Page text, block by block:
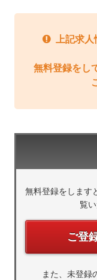
上記求
無料登録をし
無料登録をします
覧
ご登
また、未登録